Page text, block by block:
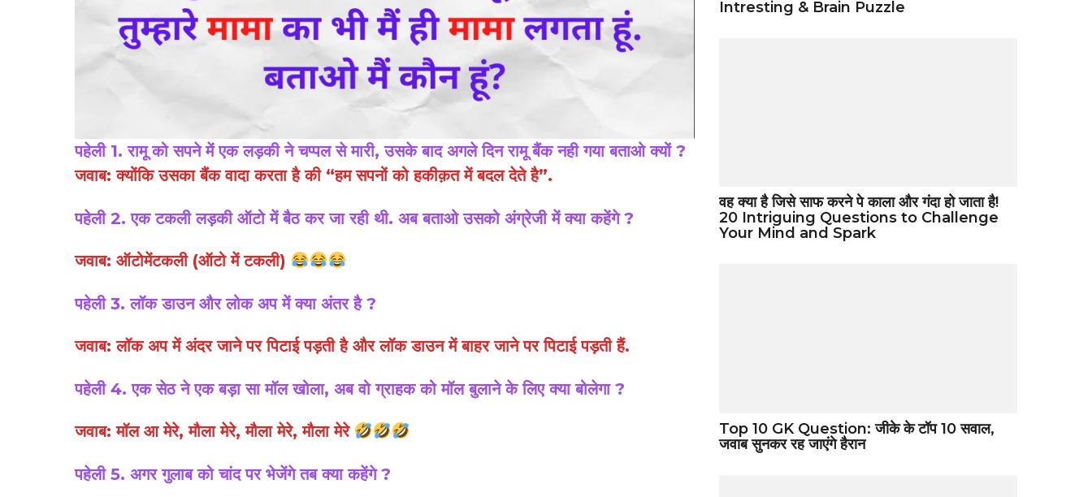
पहेली 1. रामू को सपने में एक लड़की ने चप्पल से मारी, उसके बाद अगले दिन रामू बैंक नही गया बताओ क्यों ?
जवाब: क्योंकि उसका बैंक वादा करता है की “हम सपनों को हकीक़त में बदल देते है”.
पहेली 2. एक टकली लड़की ऑटो में बैठ कर जा रही थी. अब बताओ उसको अंग्रेजी में क्या कहेंगे ?
जवाब: ऑटोमेंटकली (ऑटो में टकली)
पहेली 3. लॉक डाउन और लोक अप में क्या अंतर है ?
जवाब: लॉक अप में अंदर जाने पर पिटाई पड़ती है और लॉक डाउन में बाहर जाने पर पिटाई पड़ती हैं.
पहेली 4. एक सेठ ने एक बड़ा सा मॉल खोला, अब वो ग्राहक को मॉल बुलाने के लिए क्या बोलेगा ?
जवाब: मॉल आ मेरे, मौला मेरे, मौला मेरे, मौला मेरे
पहेली 5. अगर गुलाब को चांद पर भेजेंगे तब क्या कहेंगे ?
Intresting & Brain Puzzle
वह क्या है जिसे साफ करने पे काला और गंदा हो जाता है!
20 Intriguing Questions to Challenge
Your Mind and Spark
Top 10 GK Question: जीके के टॉप 10 सवाल,
जवाब सुनकर रह जाएंगे हैरान